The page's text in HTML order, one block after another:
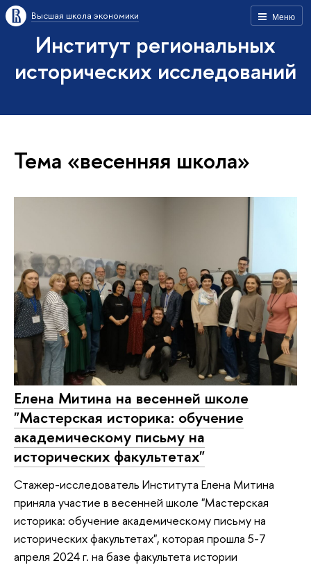
Меню
Высшая школа экономики
Институт региональных
исторических исследований
Тема «весенняя школа»
Елена Митина на весенней школе
"Мастерская историка: обучение
академическому письму на
исторических факультетах"
Стажер-исследователь Института Елена Митина
приняла участие в весенней школе "Мастерская
историка: обучение академическому письму на
исторических факультетах", которая прошла 5-7
апреля 2024 г. на базе факультета истории